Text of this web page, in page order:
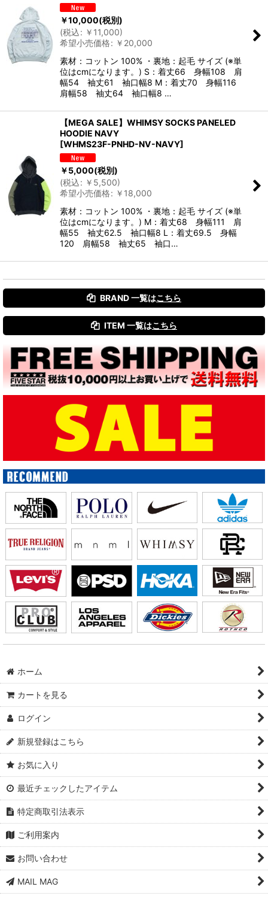
￥10,000(税別)
(税込: ￥ 11,000)
希望小売価格: ￥ 20,000
素材：コットン 100% ・裏地：起毛 サイズ (※単
位はcmになります。) S：着丈66 身幅108 肩
幅54 袖丈61 袖口幅8 M：着丈70 身幅116
肩幅58 袖丈64 袖口幅8 …
【MEGA SALE】WHIMSY SOCKS PANELED
HOODIE NAVY
[WHMS23F-PNHD-NV-NAVY]
￥5,000(税別)
(税込: ￥ 5,500)
希望小売価格: ￥ 18,000
素材：コットン 100% ・裏地：起毛 サイズ (※単
位はcmになります。) M：着丈68 身幅111 肩
幅55 袖丈62.5 袖口幅8 L：着丈69.5 身幅
120 肩幅58 袖丈65 袖口…
BRAND 一覧はこちら
ITEM 一覧はこちら
ホーム
カートを見る
ログイン
新規登録はこちら
お気に入り
最近チェックしたアイテム
特定商取引法表示
ご利用案内
お問い合わせ
MAIL MAG